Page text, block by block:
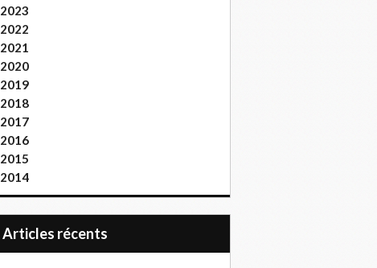
2023
2022
2021
2020
2019
2018
2017
2016
2015
2014
articles récents